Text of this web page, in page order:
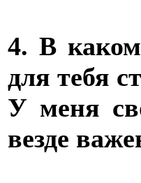
4. В
для тебя
У меня
везде